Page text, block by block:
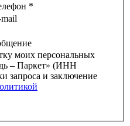
*
моих персональных
– Паркет» (ИНН